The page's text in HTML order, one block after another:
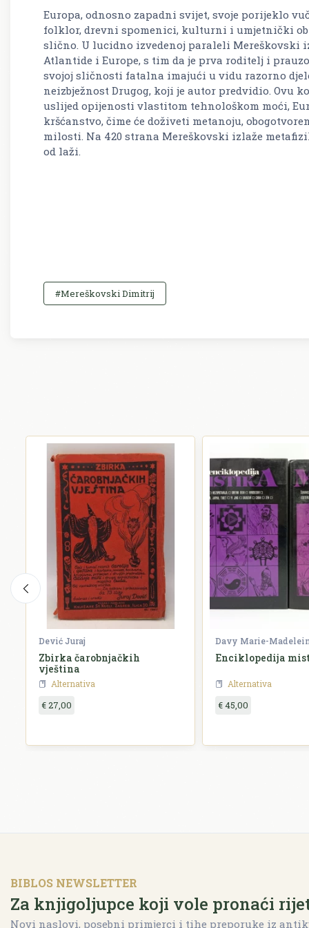
Europa, odnosno zapadni svijet, svoje porijeklo
folklor, drevni spomenici, kulturni i umjetnički
slično. U lucidno izvedenoj paraleli Mereškovski
Atlantide i Europe, s tim da je prva roditelj i
svojoj sličnosti fatalna imajući u vidu razorno
neizbježnost Drugog, koji je autor predvidio. Ovu
uslijed opijenosti vlastitom tehnološkom moći,
kršćanstvo, čime će doživeti metanoju,
milosti. Na 420 strana Mereškovski izlaže
od laži.
#Mereškovski Dimitrij
Dević Juraj
Zbirka čarobnjačkih
vještina
Alternativa
€ 27,00
Davy Marie-
Enciklopedija
Alternativa
€ 45,00
BIBLOS NEWSLETTER
Za knjigoljupce koji vole pronaći
Novi naslovi, posebni primjerci i tihe preporuke iz